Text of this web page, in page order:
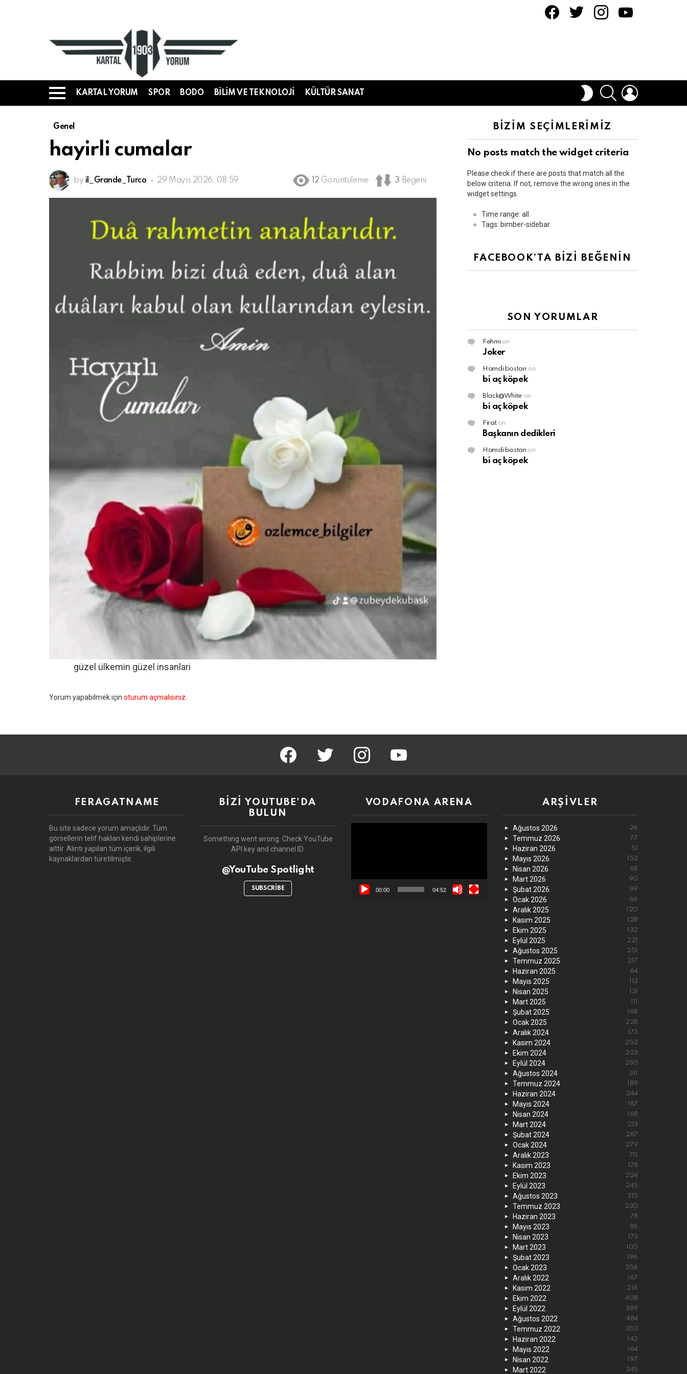
Menü
KARTAL YORUM SPOR BODO BILIM VE TEKNOLOJI KÜLTÜR SANAT
DIŞ
GÖRÜNÜMÜ
ARAMA
AÇ
Genel
hayirli cumalar
by il_Grande_Turco 29 Mayıs 2026, 08:59 12 Görüntüleme 3 Begeni
güzel ülkemin güzel insanlari
Bir
Yorum yapabilmek için oturum açmalısınız
BİZİM SEÇİMLERİMİZ
No posts match the widget criteria
Please check if there are posts that match all the
below criteria. If not, remove the wrong ones in the
widget settings.
Time range: all
Tags: bimber-sidebar
FACEBOOK’TA BİZİ BEĞENİN
SON YORUMLAR
Fehmion
Joker
Hamdi bostan on
bi aç köpek
Black@White on
bi aç köpek
Firaton
Başkanın dedikleri
Hamdi bostan on
bi aç köpek
facebook twitter instagram youtube
FERAGATNAME
Bu site sadece yorum amaçlıdır. Tüm
görsellerin telif hakları kendi sahiplerine
aittir. Alıntı yapılan tüm içerik, ilgili
kaynaklardan türetilmiştir.
BİZİ YOUTUBE'DA
BULUN
Something went wrong. Check YouTube
API key and channel ID.
@YouTube Spotlight
SUBSCRIBE
VODAFONA ARENA
00:00 04:52
ARŞIVLER
Ağustos 2026 26
Temmuz 2026 77
Haziran 2026 51
Mayıs 2026 152
Nisan 2026 68
Mart 2026 90
Şubat 2026 99
Ocak 2026 66
Aralık 2025 120
Kasım 2025 128
Ekim 2025 132
Eylül 2025 221
Ağustos 2025 251
Temmuz 2025 217
Haziran 2025 64
Mayıs 2025 113
Nisan 2025 131
Mart 2025
Şubat 2025 168
Ocak 2025 228
Aralık 2024 173
Kasım 2024 252
Ekim 2024 223
Eylül 2024 293
Ağustos 2024 311
Temmuz 2024 189
Haziran 2024 244
Mayıs 2024 187
Nisan 2024 168
Mart 2024 213
Şubat 2024 287
Ocak 2024 279
Aralık 2023 70
Kasım 2023 178
Ekim 2023 224
Eylül 2023 245
Ağustos 2023 315
Temmuz 2023 230
Haziran 2023 78
Mayıs 2023 86
Nisan 2023 173
Mart 2023 105
Şubat 2023 196
Ocak 2023 356
Aralık 2022 167
Kasım 2022 216
Ekim 2022 408
Eylül 2022 389
Ağustos 2022 484
Temmuz 2022 353
Haziran 2022 142
Mayıs 2022 164
Nisan 2022 197
Mart 2022 345